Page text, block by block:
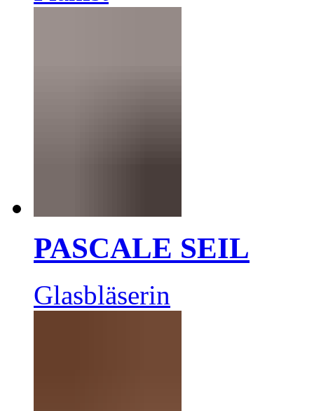
PASCALE SEIL
Glasbläserin